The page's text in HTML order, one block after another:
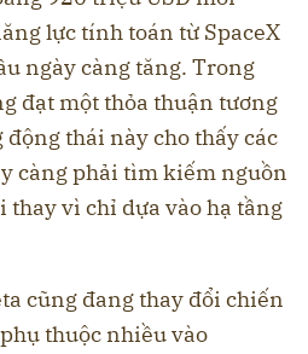
lực tính toán từ SpaceX
ngày càng tăng. Trong
đạt một thỏa thuận tương
thái này cho thấy các
càng phải tìm kiếm nguồn
thay vì chỉ dựa vào hạ tầng
cũng đang thay đổi chiến
thuộc nhiều vào